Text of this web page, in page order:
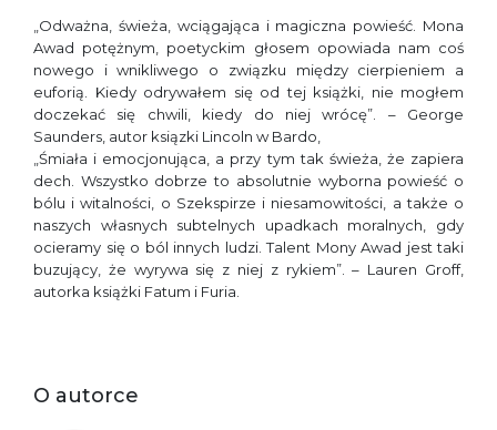
„Odważna, świeża, wciągająca i magiczna powieść. Mona
Awad potężnym, poetyckim głosem opowiada nam coś
nowego i wnikliwego o związku między cierpieniem a
euforią. Kiedy odrywałem się od tej książki, nie mogłem
doczekać się chwili, kiedy do niej wrócę”. – George
Saunders, autor ksiązki Lincoln w Bardo,
„Śmiała i emocjonująca, a przy tym tak świeża, że zapiera
dech. Wszystko dobrze to absolutnie wyborna powieść o
bólu i witalności, o Szekspirze i niesamowitości, a także o
naszych własnych subtelnych upadkach moralnych, gdy
ocieramy się o ból innych ludzi. Talent Mony Awad jest taki
buzujący, że wyrywa się z niej z rykiem”. – Lauren Groff,
autorka książki Fatum i Furia.
O autorce